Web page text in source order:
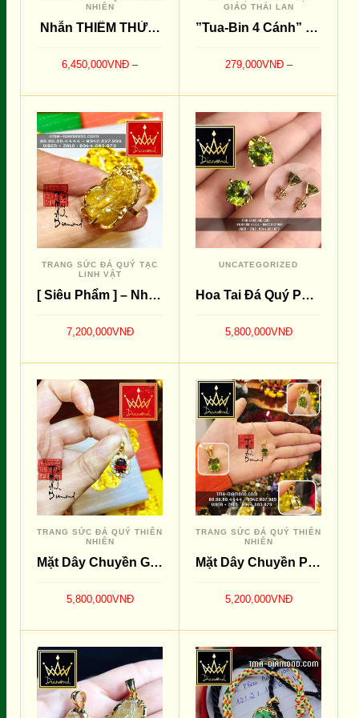
NHIÊN
Nhẫn THIỀM THỪ Garnet Đỏ
6,450,000VNĐ –
LỰA CHỌN CÁC TÙY
CHỌN SO SÁNH
GIÁO THÁI LAN
”Tua-Bin 4 Cánh” – Vật phẩm văn hoá HongKong !
279,000VNĐ–
LỰA CHỌN CÁC TÙY
CHỌN SO SÁNH
TRANG SỨC ĐÁ QUÝ TẠC
LINH VẬT
[ Siêu Phẩm ] – Nhẫn Tì Hưu Tóc Vàng Hàng Lõi
7,200,000VNĐ
THÊM VÀO GIỎ
SO SÁNH
UNCATEGORIZED
Hoa Tai Đá Quý PERIDOT Xanh
5,800,000VNĐ
THÊM VÀO GIỎ
SO SÁNH
TRANG SỨC ĐÁ QUÝ THIÊN
NHIÊN
Mặt Dây Chuyền Garnet Đỏ
5,800,000VNĐ
THÊM VÀO GIỎ
SO SÁNH
TRANG SỨC ĐÁ QUÝ THIÊN
NHIÊN
Mặt Dây Chuyền Peridot Xanh
5,200,000VNĐ
THÊM VÀO GIỎ
SO SÁNH